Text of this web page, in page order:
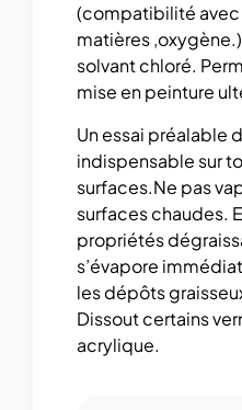
(compatibilité avec
matières
solvant chloré.
mise en peinture
Un essai préalable
indispensable sur
surfaces.Ne pas
surfaces chaudes.
propriétés
s’évapore
les dépôts
Dissout certains
acrylique.